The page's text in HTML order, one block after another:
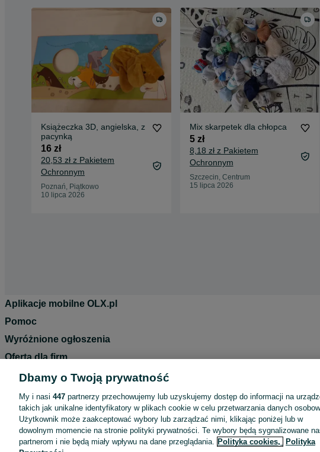
Książeczka 3D, angielska, z
pacynką
16 zł
20,53 zł z Pakietem
Ochronnym
Poznań, Piątkowo
10 lipca 2026
Mix skarpetek dla chłopca
5 zł
8,18 zł z Pakietem
Ochronnym
Szczecin, Centrum
15 lipca 2026
Aplikacje mobilne OLX.pl
Pomoc
Wyróżnione ogłoszenia
Oferta dla firm
Blog
Regulamin
Polityka prywatności
Reklama
Informacja o realizowanej strategii podatkowej
Dbamy o Twoją prywatność
My i nasi 447 partnerzy przechowujemy lub uzyskujemy dostęp do informacji na
takich jak unikalne identyfikatory w plikach cookie w celu przetwarzania danych
Użytkownik może zaakceptować wybory lub zarządzać nimi, klikając poniżej lub w
dowolnym momencie na stronie polityki prywatności. Te wybory będą sygnalizowane
partnerom i nie będą miały wpływu na dane przeglądania. Polityka cookies,
Polityka